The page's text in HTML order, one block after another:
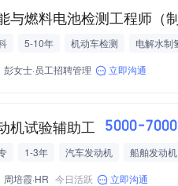
与燃料电池检测工程师（
5-10年 机动车检测
电解水制
彭女士·员工招聘管理
立即沟通
机试验辅助工 5000-7000
1-3年 汽车发动机
船舶发动机
周培霞·HR 今日活跃 立即沟通